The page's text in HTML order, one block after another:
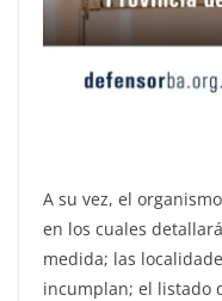
A su vez, el
en los cuales
medida; las
incumplan; el listado